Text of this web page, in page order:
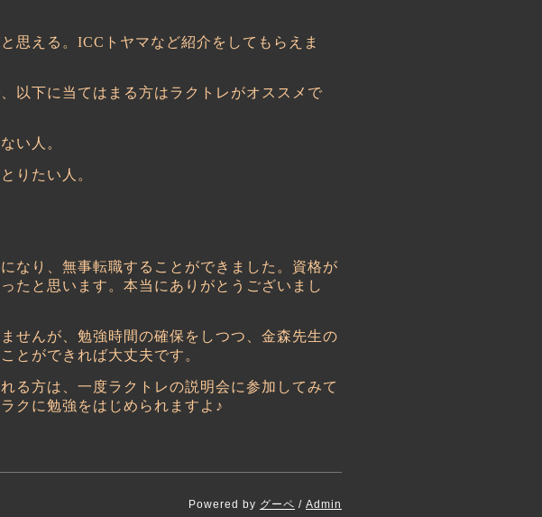
思える。 ICC トヤマなど紹介をしてもらえま
以下に当てはまる方はラクトレがオススメで
い人。
りたい人。
なり、無事転職することができました。資格が
たと思います。本当にありがとうございまし
せんが、勉強時間の確保をしつつ、金森先生の
とができれば大丈夫です。
る方は、一度ラクトレの説明会に参加してみて
クに勉強をはじめられますよ♪
Powered by グーペ / Admin